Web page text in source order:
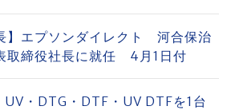
】エプソンダイレクト 河合保治
取締役社長に就任 4月1日付
・DTG・DTF・UV DTFを1台